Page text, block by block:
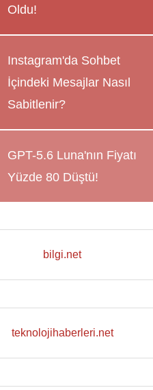
Oldu!
Instagram'da Sohbet
İçindeki Mesajlar Nasıl
Sabitlenir?
GPT-5.6 Luna'nın Fiyatı
Yüzde 80 Düştü!
bilgi.net
teknolojihaberleri.net